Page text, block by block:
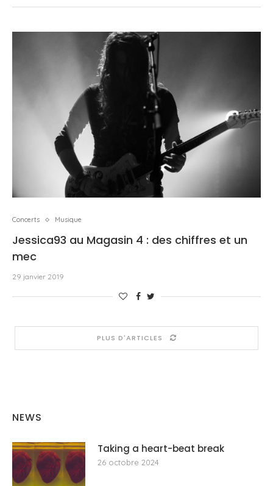
Concerts Musique
Jessica93 au Magasin 4 : des chiffres et un
mec
29 janvier 2019
PLUS D'ARTICLES
NEWS
Taking a heart-beat break
26 octobre 2024